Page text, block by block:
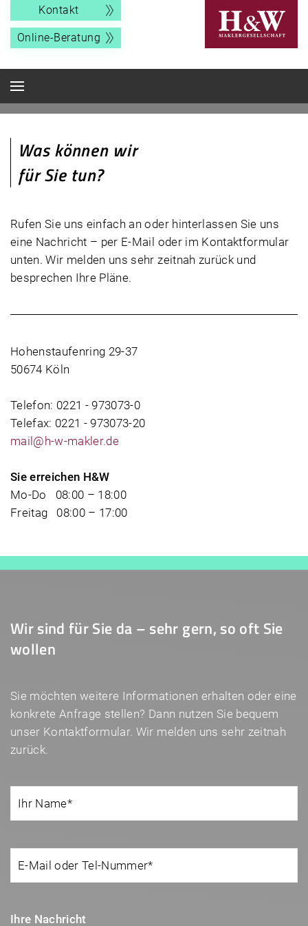
Kontakt
Online-Beratung
Was können wir
für Sie tun?
Rufen Sie uns einfach an oder hinterlassen Sie uns
eine Nachricht – per E-Mail oder im Kontaktformular
unten. Wir melden uns sehr zeitnah zurück und
besprechen Ihre Pläne.
Hohenstaufenring 29-37
50674 Köln
Telefon: 0221 - 973073-0
Telefax: 0221 - 973073-20
mail@h-w-makler.de
Sie erreichen H&W
Mo-Do 08:00 – 18:00
Freitag 08:00 – 17:00
Wir sind für Sie da – sehr gern, so oft Sie
wollen
Sie möchten weitere Informationen erhalten oder eine
konkrete Anfrage stellen? Dann nutzen Sie bequem
unser Kontaktformular. Wir melden uns sehr zeitnah
zurück.
Ihre Nachricht